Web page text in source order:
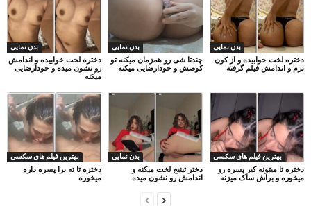
بدن نمایی
دختره لخت خوابیده و اندامش
رو نشون میده و خودارضایی
میکنه
بدن نمایی
چندتا شی رو همزمان میکنه تو
کوصش و خودارضایی میکنه
بدن نمایی
دختره لخت خوابیده و از کون
نرم و اندامش فیلم گرفته
بهترین فیلم های سکسی
دختره تا ته برا پسره داره
میخوره
بدن نمایی
دختر تینیج لخت میکنه و
اندامش رو نشون میده
بهترین فیلم های سکسی
دختره تا میتونه کیر پسره رو
میخوره و براش ساک میزنه